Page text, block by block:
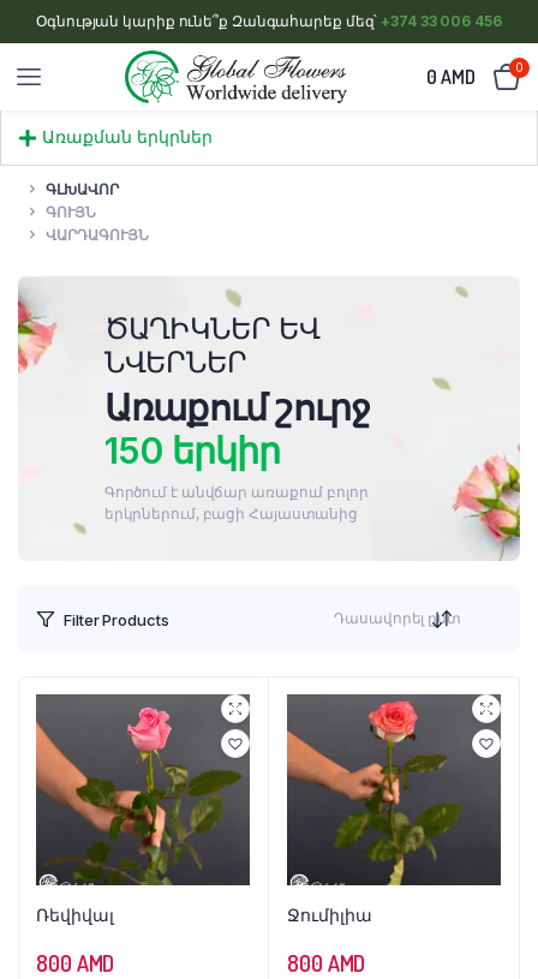
Օգնության կարիք ունե՞ք Զանգահարեք մեզ՝ +374 33 006 456
0 AMD 0
Առաքման երկրներ
ԳԼԽԱՎՈՐ
ԳՈՒՅՆ
ՎԱՐԴԱԳՈՒՅՆ
ԾԱՂԻԿՆԵՐ ԵՎ
ՆՎԵՐՆԵՐ
Առաքում շուրջ
150 երկիր
Գործում է անվճար առաքում բոլոր
երկրներում, բացի Հայաստանից
Filter Products Դասավորել ըստ
Ռեվիվալ
800 AMD
Ջումիլիա
800 AMD